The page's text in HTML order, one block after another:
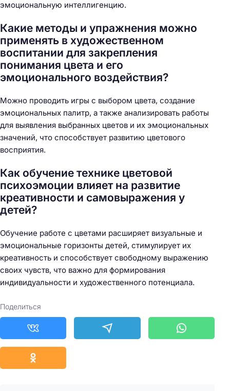
эмоциональную интеллигенцию.
Какие методы и упражнения можно
применять в художественном
воспитании для закрепления
понимания цвета и его
эмоционального воздействия?
Можно проводить игры с выбором цвета, создание
эмоциональных палитр, а также анализировать работы
для выявления выбранных цветов и их эмоциональных
значений, что способствует развитию цветового
восприятия.
Как обучение технике цветовой
психоэмоции влияет на развитие
креативности и самовыражения у
детей?
Обучение работе с цветами расширяет визуальные и
эмоциональные горизонты детей, стимулирует их
креативность и способствует свободному выражению
своих чувств, что важно для формирования
индивидуальности и художественного потенциала.
Поделиться